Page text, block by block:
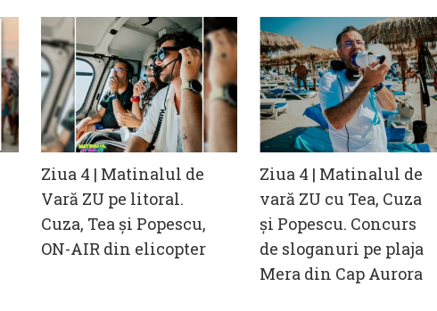
Ziua 4 | Matinalul de
Vară ZU pe litoral.
Cuza, Tea și Popescu,
ON-AIR din elicopter
Ziua 4 | Matinalul de
vară ZU cu Tea, Cuza
și Popescu. Concurs
de sloganuri pe plaja
Mera din Cap Aurora